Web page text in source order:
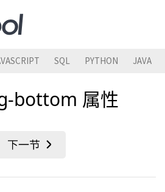
SQL PYTHON JAVA
bottom 属性